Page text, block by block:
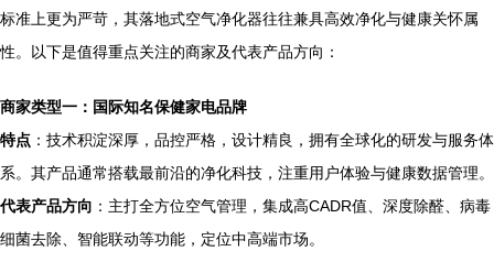
标准上更为严苛，其落地式空气净化器往往兼具高效净化与健康关怀属
性。以下是值得重点关注的商家及代表产品方向：
商家类型一：国际知名保健家电品牌
特点 ：技术积淀深厚，品控严格，设计精良，拥有全球化的研发与服务体
系。其产品通常搭载最前沿的净化科技，注重用户体验与健康数据管理。
代表产品方向 ：主打全方位空气管理，集成高CADR值、深度除醛、病毒
细菌去除、智能联动等功能，定位中高端市场。